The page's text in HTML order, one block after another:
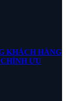
KHÁCH HÀNG
ƯU